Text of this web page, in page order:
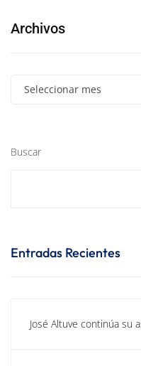
Archivos
Seleccionar mes
Buscar
Entradas Recientes
José Altuve continúa su